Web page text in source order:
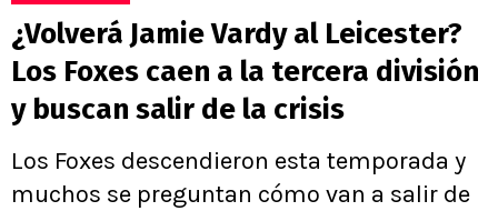
¿Volverá Jamie Vardy al Leicester?
Los Foxes caen a la tercera división
y buscan salir de la crisis
Los Foxes descendieron esta temporada y
muchos se preguntan cómo van a salir de